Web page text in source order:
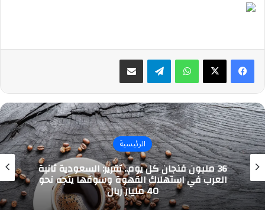
واتسابتيلقرام مشاركة عبر البريد
الرئيسية
36 مليون فنجان كل يوم.. تقرير: السعودية ثانية
العرب في استهلاك القهوة وسوقها يتجه نحو
40 مليار ريال